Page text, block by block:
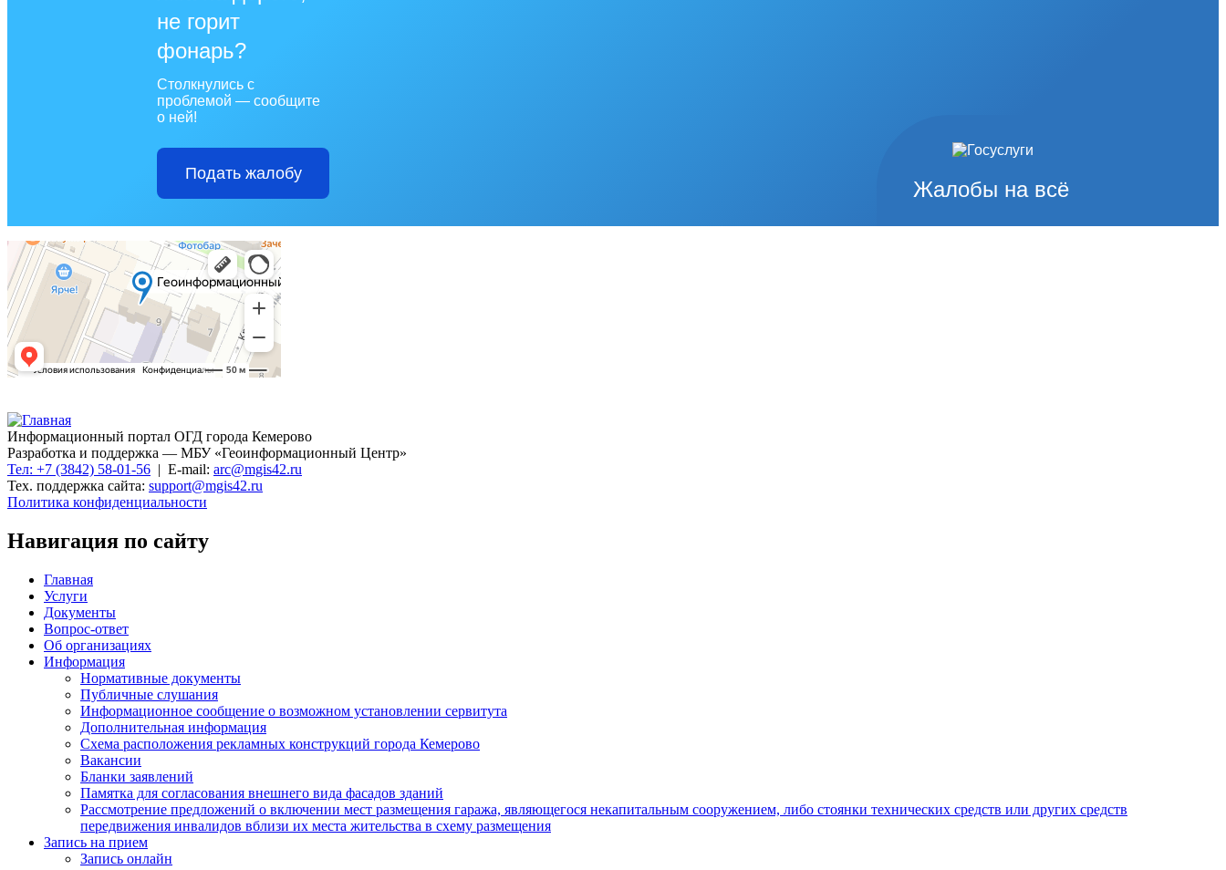
Жалобы на всё
не горит
фонарь?
Столкнулись с
проблемой — сообщите
о ней!
Подать жалобу
Информационный портал ОГД города Кемерово
Разработка и поддержка — МБУ «Геоинформационный Центр»
Тел: +7 (3842) 58-01-56 | E-mail: arc@mgis42.ru
Тех. поддержка сайта: support@mgis42.ru
Политика конфиденциальности
Навигация по сайту
Главная
Услуги
Документы
Вопрос-ответ
Об организациях
Информация
Нормативные документы
Публичные слушания
Информационное сообщение о возможном установлении сервитута
Дополнительная информация
Схема расположения рекламных конструкций города Кемерово
Вакансии
Бланки заявлений
Памятка для согласования внешнего вида фасадов зданий
Рассмотрение предложений о включении мест размещения гаража, являющегося некапитальным сооружением, либо стоянки технических средств или других средств
передвижения инвалидов вблизи их места жительства в схему размещения
Запись на прием
Запись онлайн